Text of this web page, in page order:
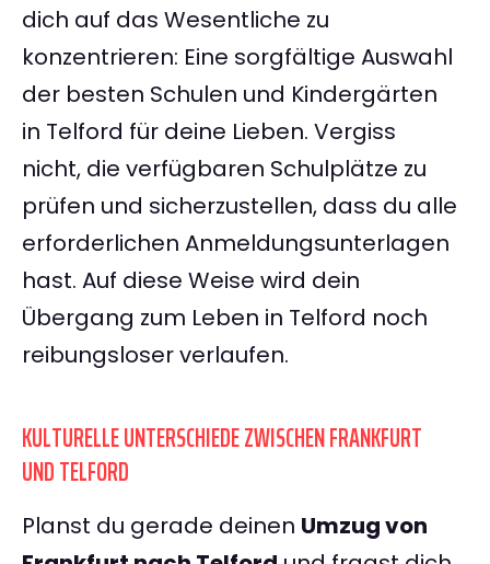
dich auf das Wesentliche zu
konzentrieren: Eine sorgfältige Auswahl
der besten Schulen und Kindergärten
in Telford für deine Lieben. Vergiss
nicht, die verfügbaren Schulplätze zu
prüfen und sicherzustellen, dass du alle
erforderlichen Anmeldungsunterlagen
hast. Auf diese Weise wird dein
Übergang zum Leben in Telford noch
reibungsloser verlaufen.
KULTURELLE UNTERSCHIEDE ZWISCHEN FRANKFURT
UND TELFORD
Planst du gerade deinen Umzug von